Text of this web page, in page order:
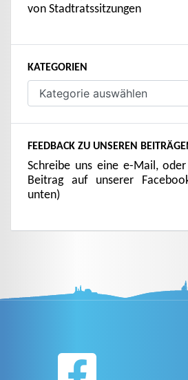
von Stadtratssitzungen
KATEGORIEN
FEEDBACK ZU UNSEREN
Schreibe uns eine e-Mail,
Beitrag auf unserer
unten)